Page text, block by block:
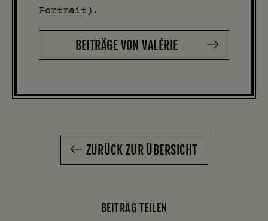
Portrait ).
BEITRÄGE VON VALÉRIE
ZURÜCK ZUR ÜBERSICHT
BEITRAG TEILEN